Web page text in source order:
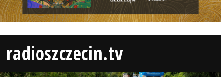
radioszczecin.tv